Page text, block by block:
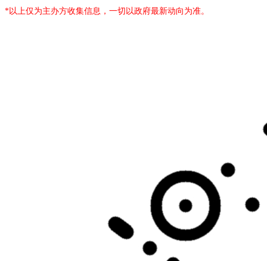
*以上仅为主办方收集信息，一切以政府最新动向为准。